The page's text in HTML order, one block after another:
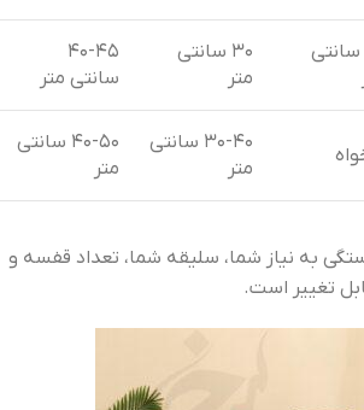
30 سانتی
30 سانتی
متر
40-45
سانتی متر
30-40 سانتی
متر
40-50 سانتی
متر
به نیاز شما، سلیقه شما، تعداد قفسه و
تغییر است.